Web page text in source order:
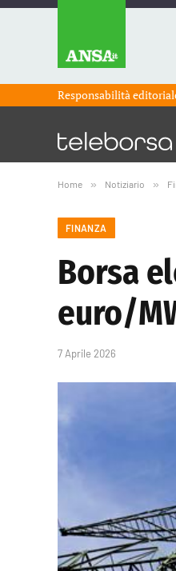
Responsabilità
Home » Notiziario »
FINANZA
Borsa
euro/
7 Aprile 2026